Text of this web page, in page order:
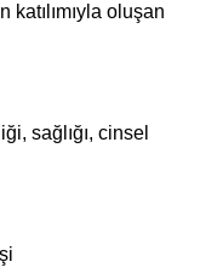
oluşan
sağlığı, cinsel